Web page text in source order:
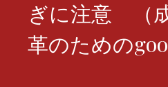
ぎに注意 （
革のための